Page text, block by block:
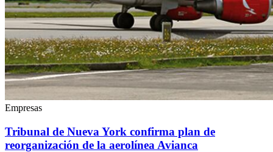
Empresas
Tribunal de Nueva York confirma plan de
reorganización de la aerolínea Avianca